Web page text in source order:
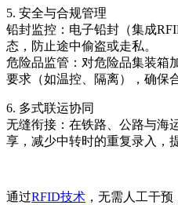
5. 安全与合规管理
铅封监控：电子铅封（集成
态，防止途中偷盗或走私。
危险品监管：对危险品集装箱
要求（如温控、隔离），确保合
6. 多式联运协同
无缝衔接：在铁路、公路与
享，减少中转时的重复录入，
通过RFID技术 ，无需人工干